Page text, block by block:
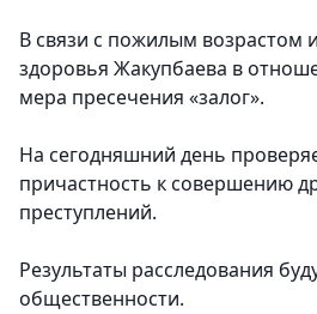
В связи с пожилым возрастом
здоровья Жакупбаева в
мера пресечения «залог».
На сегодняшний день
причастность к совершению
преступлений.
Результаты расследования
общественности.